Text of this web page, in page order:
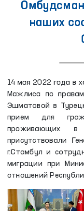
наших
14 мая 2022 года в
Мажлиса по
Эшматовой в
прием для
проживающих
присутствовали
г.Стамбул и
миграции при
отношений